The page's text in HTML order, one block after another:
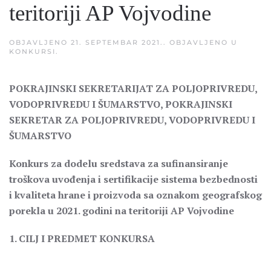
teritoriji AP Vojvodine
OBJAVLJENO 21. SEPTEMBAR 2021. . OBJAVLJENO U
KONKURSI .
POKRAJINSKI SEKRETARIJAT ZA POLJOPRIVREDU,
VODOPRIVREDU I ŠUMARSTVO, POKRAJINSKI
SEKRETAR ZA POLJOPRIVREDU, VODOPRIVREDU I
ŠUMARSTVO
Konkurs za dodelu sredstava za sufinansiranje
troškova uvođenja i sertifikacije sistema bezbednosti
i kvaliteta hrane i proizvoda sa oznakom geografskog
porekla u 2021. godini na teritoriji AP Vojvodine
1. CILJ I PREDMET KONKURSA